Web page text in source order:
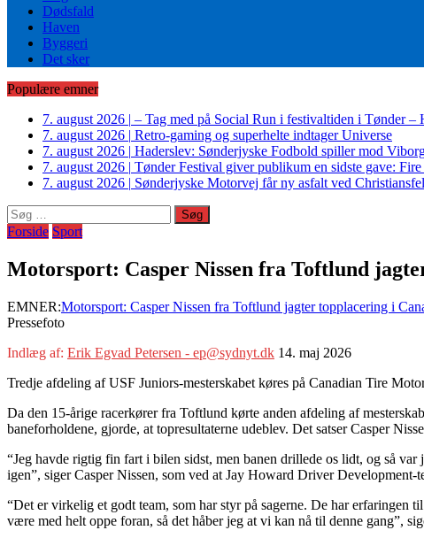
Dødsfald
Haven
Byggeri
Det sker
Populære emner
7. august 2026 | – Tag med på Social Run i festivaltiden i Tønder
7. august 2026 | Retro-gaming og superhelte indtager Universe
7. august 2026 | Haderslev: Sønderjyske Fodbold spiller mod
7. august 2026 | Tønder Festival giver publikum en sidste gave:
7. august 2026 | Sønderjyske Motorvej får ny asfalt ved
Søg
efter:
Forside Sport
Motorsport: Casper Nissen fra Toftlund
EMNER:Motorsport: Casper Nissen fra Toftlund jagter topplacering i
Pressefoto
Indlæg af: Erik Egvad Petersen - ep@sydnyt.dk 14. maj 2026
Tredje afdeling af USF Juniors-mesterskabet køres på Canadian Tire
Da den 15-årige racerkører fra Toftlund kørte anden afdeling af
baneforholdene, gjorde, at topresultaterne udeblev. Det satser Casper
“Jeg havde rigtig fin fart i bilen sidst, men banen drillede os lidt, og så
igen”, siger Casper Nissen, som ved at Jay Howard Driver Development-
“Det er virkelig et godt team, som har styr på sagerne. De har erfaringen
være med helt oppe foran, så det håber jeg at vi kan nå til denne gang”,